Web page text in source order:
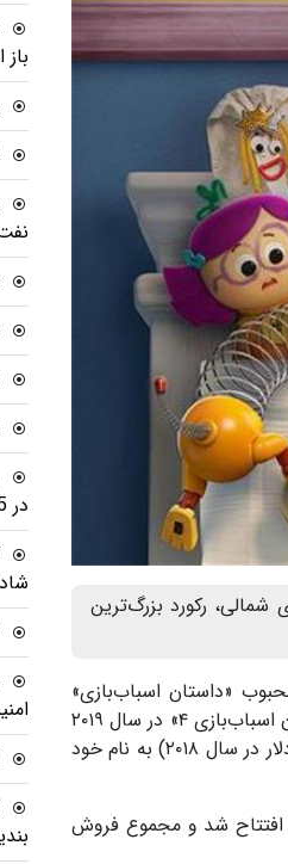
هفته در آمریکای شمالی، رکورد بزرگ‌ترین
«داستان اسباب‌بازی»
محصول استودیو پیکسار کمپانی دیزنی را بدون احتساب تورم ثبت کرد و رکورد ۱۲۰ میلیون دلاری «داستان اسباب‌بازی ۴» در سال ۲۰۱۹
را شکست. همچنین دومین افتتاحیه بزرگ انیمیشنی تاریخ را پس از «شگفت‌انگیزان ۲» (۱۸۲.۷ میلیون دلار در سال ۲۰۱۸) به نام خود
اسباب‌بازی ۵» با فروش ۱۵۲ میلیون دلاری در ۵۰ بازار جهانی افتتاح شد و مجموع فروش
در 5 سال